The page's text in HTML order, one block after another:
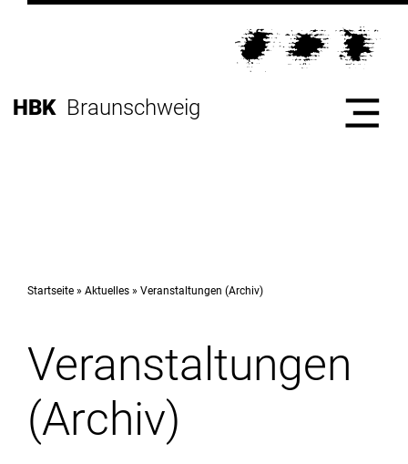
Inhalt
zur
Direkt
HBK Braunschweig
Hochschule
Studium
Institute
Startseite Aktuelles Veranstaltungen (Archiv)
Veranstaltungen
(Archiv)